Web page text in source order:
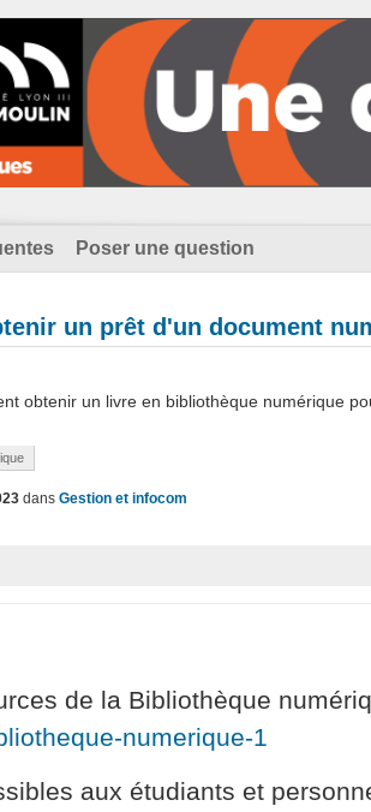
Poser une question
un prêt d'un document
obtenir un livre en bibliothèque numérique
dans Gestion et infocom
de la Bibliothèque
numerique-1
aux étudiants et